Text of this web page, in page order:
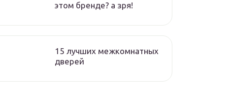
этом бренде? а зря!
15 лучших межкомнатных
дверей